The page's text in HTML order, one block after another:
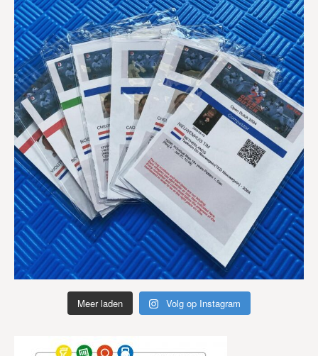
Meer laden Volg op Instagram